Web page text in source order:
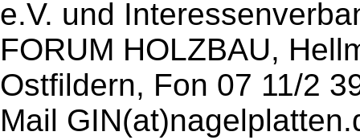
e.V. und
FORUM HOLZBAU,
Ostfildern, Fon 07 11/2
Mail